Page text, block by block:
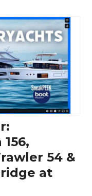
54 &
at